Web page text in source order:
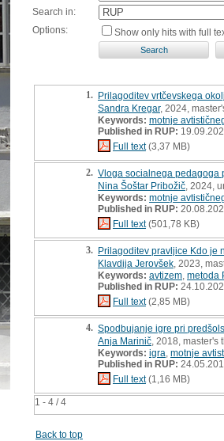
Search in:
Options:
Show only hits with full
1 - 4 / 4
1. Prilagoditev vrtčevskega
Sandra Kregar, 2024,
Keywords: motnje
Published in RUP:
Full text(3,37 MB)
2. Vloga socialnega pedagoga
Nina Šoštar Pribožič , 2024,
Keywords: motnje
Published in RUP:
Full text(501,78 KB)
3. Prilagoditev pravljice Kdo je
Klavdija Jerovšek , 2023,
Keywords: avtizem metoda
Published in RUP:
Full text(2,85 MB)
4. Spodbujanje igre pri
Anja Marinič , 2018, master's
Keywords: igra motnje
Published in RUP:
Full text(1,16 MB)
Back to top